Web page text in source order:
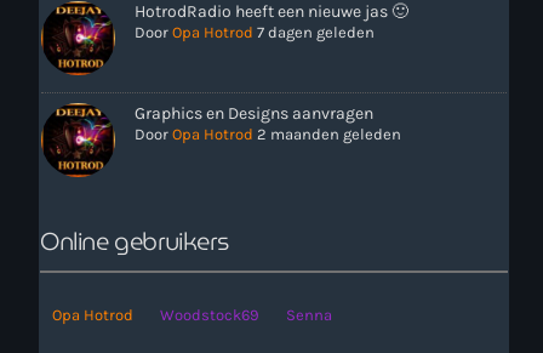
11:00 - 18:00
Onze Non-Stop draait 24/7 op de uren als er geen Live-Dj
is. Ook kun je tijdens de Non-Stop verzoekjes
HotrodRadio heeft een nieuwe jas 🙂
Door Opa Hotrod 7 dagen geleden
Graphics en Designs aanvragen
Door Opa Hotrod 2 maanden geleden
Online gebruikers
Opa Hotrod Woodstock69 Senna